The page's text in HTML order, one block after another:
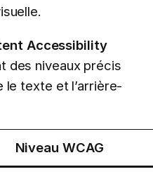
Accessibility
des niveaux précis
texte et l’arrière-
Niveau WCAG